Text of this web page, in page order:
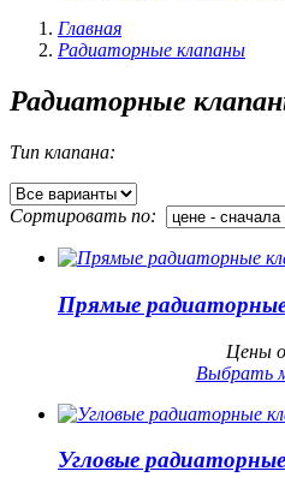
Главная
Радиаторные клапаны
Радиаторные
Тип клапана:
Сортировать по:
Прямые
Цены
Выбрать
Угловые